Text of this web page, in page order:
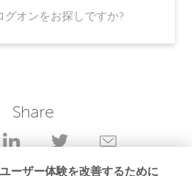
グオンをお探しですか?
Share
ーザー体験を改善するために